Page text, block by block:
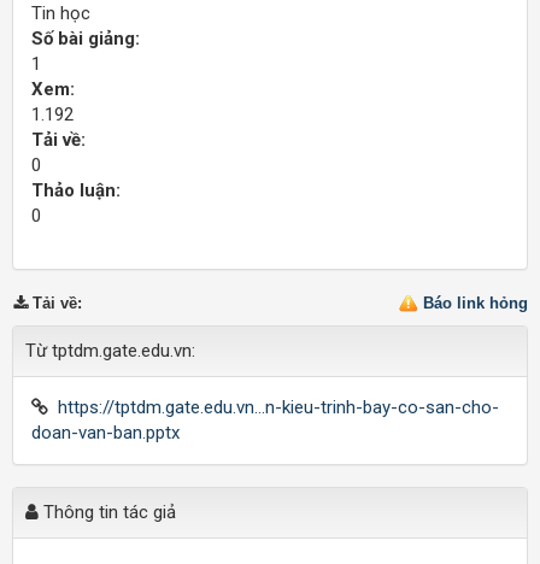
Tin học
Số bài giảng:
1
Xem:
1.192
Tải về:
0
Thảo luận:
0
Báo link hỏng
Tải về:
Từ tptdm.gate.edu.vn:
https://tptdm.gate.edu.vn...n-kieu-trinh-bay-co-san-cho-
doan-van-ban.pptx
Thông tin tác giả